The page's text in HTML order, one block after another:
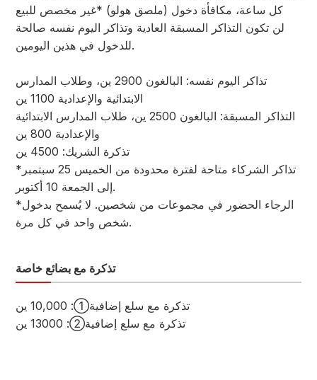
كل ساعة، مكافأة دخول (ملصق هولو) *غير مخصص للبيع
لن تكون التذاكر المسبقة العادية وتذاكر اليوم نفسه صالحة
للدخول في هذين اليومين.
تذاكر اليوم نفسه: البالغون 2900 ين، وطلاب المدارس
الابتدائية والإعدادية 1100 ين
التذاكر المسبقة: البالغون 2500 ين، طلاب المدارس الابتدائية
والإعدادية 800 ين
تذكرة الشريك: 4500 ين
*تذاكر الشركاء متاحة لفترة محدودة من الخميس 25 سبتمبر
إلى الجمعة 10 أكتوبر.
*الرجاء الحضور في مجموعات من شخصين. لا يُسمح بدخول
شخص واحد في كل مرة.
تذكرة مع بضائع خاصة
تذكرة مع سلع إضافية①: 10,000 ين
تذكرة مع سلع إضافية②: 13000 ين